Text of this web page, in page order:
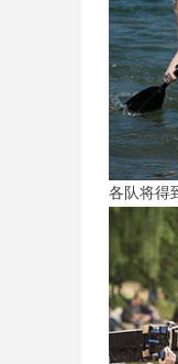
各队将得